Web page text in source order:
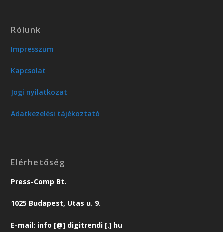
Rólunk
Impresszum
Kapcsolat
Jogi nyilatkozat
Adatkezelési tájékoztató
Elérhetőség
Press-Comp Bt.
1025 Budapest, Utas u. 9.
E-mail: info [@] digitrendi [.] hu